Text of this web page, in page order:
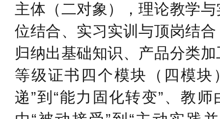
主体（二对象），理论教学
位结合、实习实训与顶岗结
归纳出基础知识、产品分类
等级证书四个模块（四模块
递”到“能力固化转变”、教师